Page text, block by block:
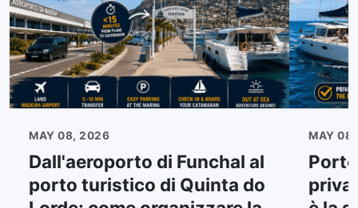
MAY 08, 2026
Dall'aeroporto di Funchal al
porto turistico di Quinta do
MAY